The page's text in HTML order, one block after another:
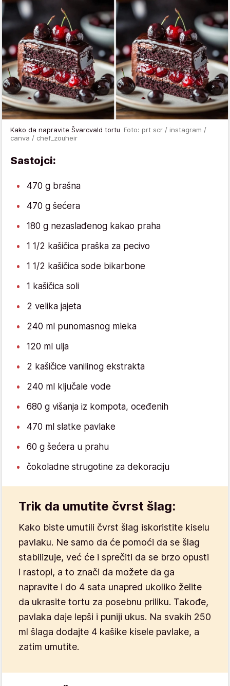
Kako da napravite Švarcvald tortu Foto: prt scr / instagram /
canva / chef_zouheir
Sastojci:
470 g brašna
470 g šećera
180 g nezaslađenog kakao praha
1 1/2 kašičica praška za pecivo
1 1/2 kašičica sode bikarbone
1 kašičica soli
2 velika jajeta
240 ml punomasnog mleka
120 ml ulja
2 kašičice vanilinog ekstrakta
240 ml ključale vode
680 g višanja iz kompota, oceđenih
470 ml slatke pavlake
60 g šećera u prahu
čokoladne strugotine za dekoraciju
Trik da umutite čvrst šlag:
Kako biste umutili čvrst šlag iskoristite kiselu
pavlaku. Ne samo da će pomoći da se šlag
stabilizuje, već će i sprečiti da se brzo opusti
i rastopi, a to znači da možete da ga
napravite i do 4 sata unapred ukoliko želite
da ukrasite tortu za posebnu priliku. Takođe,
pavlaka daje lepši i puniji ukus. Na svakih 250
ml šlaga dodajte 4 kašike kisele pavlake, a
zatim umutite.